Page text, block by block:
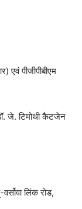
एवं पीजीपीबीएम
जे. टिमोथी कैटजेन
लिंक रोड,